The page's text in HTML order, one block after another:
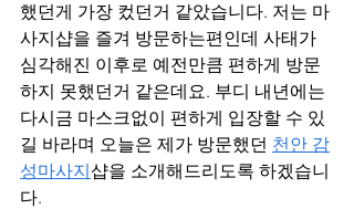
했던게 가장 컸던거 같았습니다. 저는 마
사지샵을 즐겨 방문하는편인데 사태가
심각해진 이후로 예전만큼 편하게 방문
하지 못했던거 같은데요. 부디 내년에는
다시금 마스크없이 편하게 입장할 수 있
길 바라며 오늘은 제가 방문했던 천안 감
성마사지샵을 소개해드리도록 하겠습니
다.